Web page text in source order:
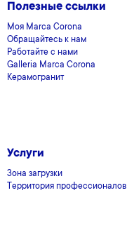
Полезные ссылки
Моя Marca Corona
Обращайтесь к нам
Работайте с нами
Galleria Marca Corona
Керамогранит
Услуги
Зона загрузки
Территория профессионалов